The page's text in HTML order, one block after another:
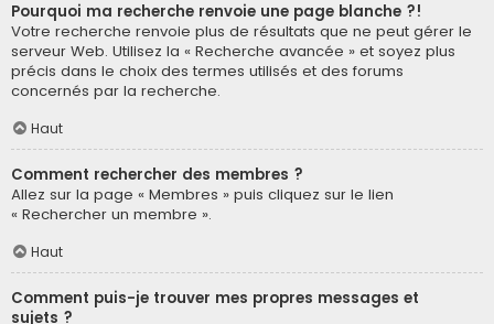
Pourquoi ma recherche renvoie une page blanche ?!
Votre recherche renvoie plus de résultats que ne peut gérer le
serveur Web. Utilisez la « Recherche avancée » et soyez plus
précis dans le choix des termes utilisés et des forums
concernés par la recherche.
Haut
Comment rechercher des membres ?
Allez sur la page « Membres » puis cliquez sur le lien
« Rechercher un membre ».
Haut
Comment puis-je trouver mes propres messages et
sujets ?